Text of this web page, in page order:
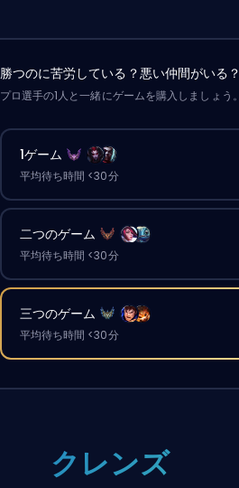
勝つのに苦労している？悪い仲間がいる？
プロ選手の1人と一緒にゲームを購入しましょう。
1ゲーム
平均待ち時間 <30分
二つのゲーム
平均待ち時間 <30分
三つのゲーム
平均待ち時間 <30分
クレンズ